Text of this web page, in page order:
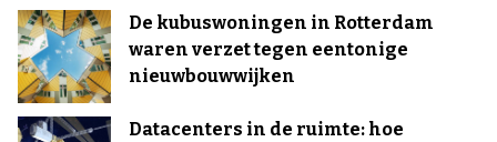
De kubuswoningen in Rotterdam
waren verzet tegen eentonige
nieuwbouwwijken
Datacenters in de ruimte: hoe